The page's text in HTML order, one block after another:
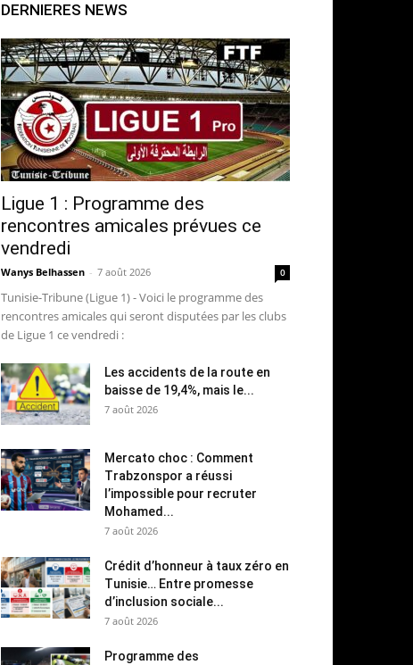
DERNIERES NEWS
Ligue 1 : Programme des
rencontres amicales prévues ce
vendredi
Wanys Belhassen - 7 août 2026 0
Tunisie-Tribune (Ligue 1) - Voici le programme des
rencontres amicales qui seront disputées par les clubs
de Ligue 1 ce vendredi :
Les accidents de la route en
baisse de 19,4%, mais le...
7 août 2026
Mercato choc : Comment
Trabzonspor a réussi
l’impossible pour recruter
Mohamed...
7 août 2026
Crédit d’honneur à taux zéro en
Tunisie… Entre promesse
d’inclusion sociale...
7 août 2026
Programme des